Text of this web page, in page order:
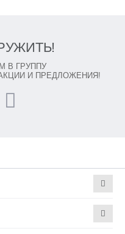
В ГРУППУ
И ПРЕДЛОЖЕНИЯ!